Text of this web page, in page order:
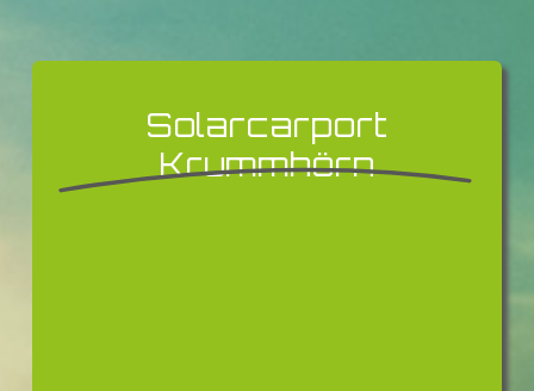
Solarcarport
Krummhörn